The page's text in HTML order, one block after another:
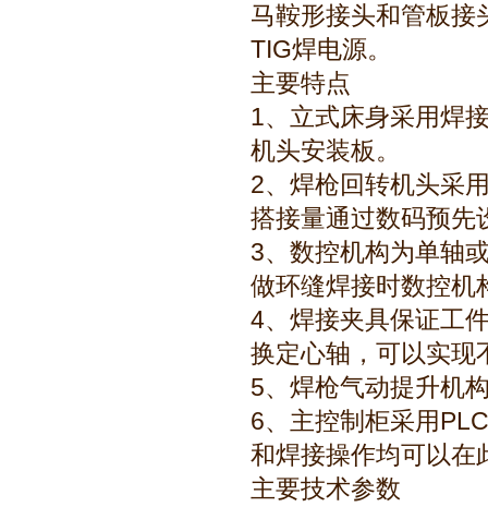
马鞍形接头和管板接
TIG焊电源。
主要特点
1、立式床身采用焊
机头安装板。
2、焊枪回转机头采
搭接量通过数码预先
3、数控机构为单轴
做环缝焊接时数控机
4、焊接夹具保证工
换定心轴，可以实现
5、焊枪气动提升机
6、主控制柜采用
和焊接操作均可以在
主要技术参数